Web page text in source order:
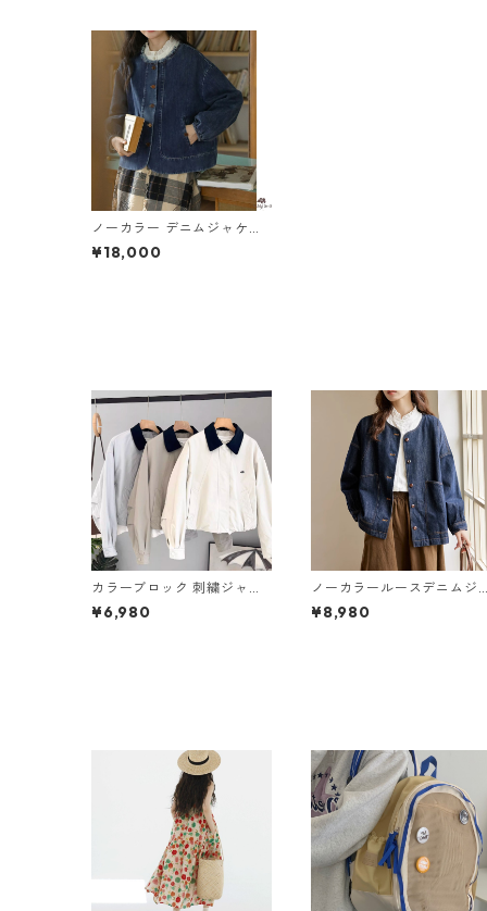
ノーカラー デニムジャケッ
ト M 250423
¥18,000
カラーブロック 刺繍ジャケ
ット 3col Y 260028
¥6,980
ノーカラールースデニムジ
ャケット Y 10472
¥8,980